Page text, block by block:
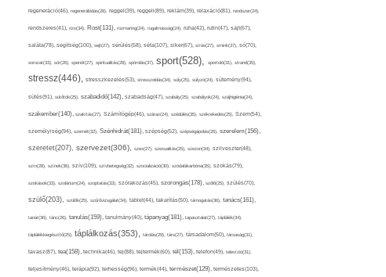
regeneráció(46), regenerálódás(28), reggel(39), reggeli(89), reklám(39), relaxáció(81), rendszer(24),
rendszeres(41), rizs(34), Rost(131), rozmaring(24), rugalmasság(24), ruha(42), rutin(47), sajt(67),
saláta(78), segítség(100), sejt(27), sérülés(58), séta(107), siker(67), sírás(27), smink(37), só(70),
sorozat(33), sör(26), spenót(27), spiritualitás(28), spórolás(37), sport(528), sportoló(31), strand(35),
stressz(446), stresszkezelés(53), stresszoldás(34), súly(25), súlyzó(24), sütemény(94),
sütés(91), sütőtök(25), szabadidő(142), szabadság(47), szabály(25), szabályok(24), szájhigiénia(24),
szakember(140), szakítás(27), Számítógép(46), száraz(24), szédülés(35), székrekedés(25), Szem(54),
személyiség(94), szemét(32), Szénhidrát(181), szépség(52), szépségápolás(26), szerelem(156),
szeretet(207), szervezet(306), szex(27), szexualitás(25), szezon(34), szilveszter(48),
szín(28), színek(36), szív(109), szívbetegség(32), szocializáció(30), szódabikarbóna(35), szokás(79),
szokások(33), szolárium(24), szoptatás(33), szórakozás(45), szorongás(178), szőlő(25), szülés(70),
szülő(203), szülők(25), szűrővizsgálat(34), tablet(44), takarítás(50), támogatás(36), tanács(161),
tanár(36), tánc(26), tanulás(159), tanulmány(40), tápanyag(181), tapasztalat(27), táplálék(34),
táplálékkiegészítő(25), táplálkozás(353), tárolás(29), társ(27), társadalom(50), társaság(31),
tavasz(87), tea(158), technika(46), tej(88), tejtermék(60), tél(153), telefon(49), televízió(31),
teljesítmény(46), terápia(92), terhesség(96), termék(44), természet(129), természetes(103),